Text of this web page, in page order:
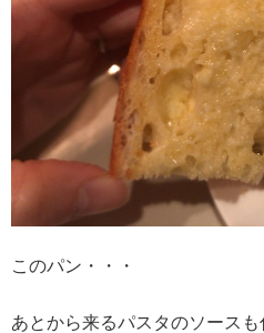
このパン・・・
あとから来るパスタのソース